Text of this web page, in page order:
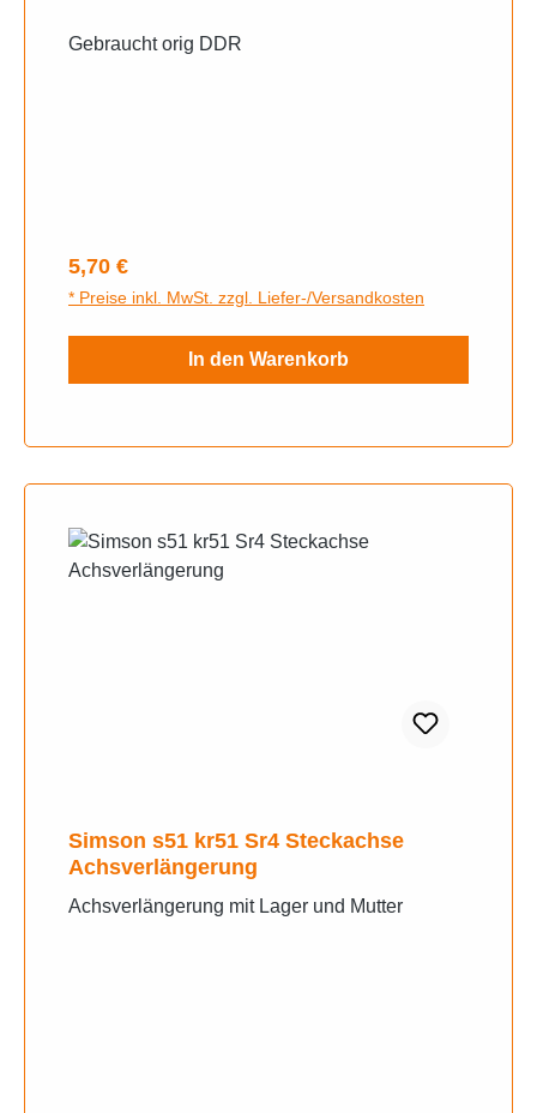
Gebraucht orig DDR
Regulärer Preis:
5,70 €
* Preise inkl. MwSt. zzgl. Liefer-/Versandkosten
In den Warenkorb
Simson s51 kr51 Sr4 Steckachse
Achsverlängerung
Achsverlängerung mit Lager und Mutter